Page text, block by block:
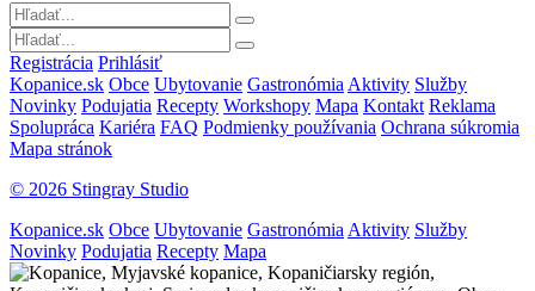
Registrácia Prihlásiť
Kopanice.sk Obce Ubytovanie Gastronómia Aktivity Služby
Novinky Podujatia Recepty Workshopy Mapa Kontakt Reklama
Spolupráca Kariéra FAQ Podmienky používania Ochrana súkromia
Mapa stránok
© 2026 Stingray Studio
Kopanice.sk Obce Ubytovanie Gastronómia Aktivity Služby
Novinky Podujatia Recepty Mapa